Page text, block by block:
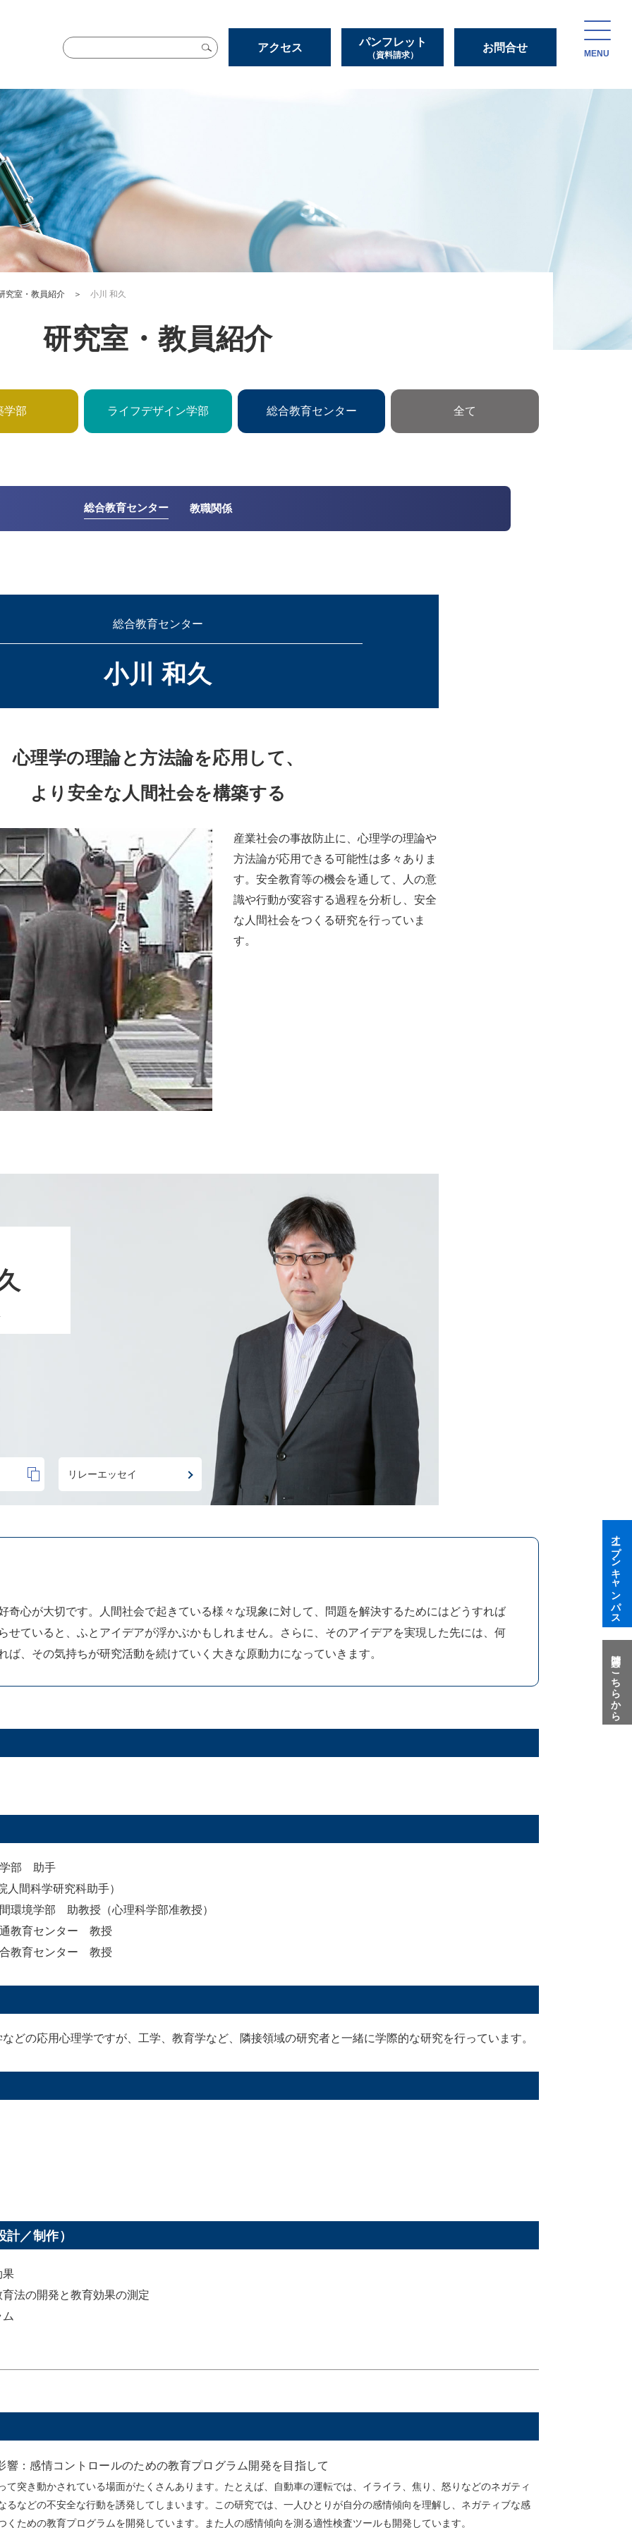
アクセス パンフレット
（資料請求）
お問合せ
MENU
究室・教員紹介 ＞ 小川 和久
研究室・教員紹介
学部 ライフデザイン学部 総合教育センター 全て
総合教育センター 教職関係
総合教育センター
小川 和久
心理学の理論と方法論を応用して、
より安全な人間社会を構築する
産業社会の事故防止に、心理学の理論や
方法論が応用できる可能性は多々ありま
す。安全教育等の機会を通して、人の意
識や行動が変容する過程を分析し、安全
な人間社会をつくる研究を行っていま
す。
リレーエッセイ
奇心が大切です。人間社会で起きている様々な現象に対して、問題を解決するためにはどうすれば
せていると、ふとアイデアが浮かぶかもしれません。さらに、そのアイデアを実現した先には、何
ば、その気持ちが研究活動を続けていく大きな原動力になっていきます。
学部 助手
人間科学研究科助手）
環境学部 助教授（心理科学部准教授）
教育センター 教授
教育センター 教授
どの応用心理学ですが、工学、教育学など、隣接領域の研究者と一緒に学際的な研究を行っています。
／制作）
果
法の開発と教育効果の測定
：感情コントロールのための教育プログラム開発を目指して
突き動かされている場面がたくさんあります。たとえば、自動車の運転では、イライラ、焦り、怒りなどのネガティ
るなどの不安全な行動を誘発してしまいます。この研究では、一人ひとりが自分の感情傾向を理解し、ネガティブな感
ための教育プログラムを開発しています。また人の感情傾向を測る適性検査ツールも開発しています。
オープンキャンパス
質問はこちらから